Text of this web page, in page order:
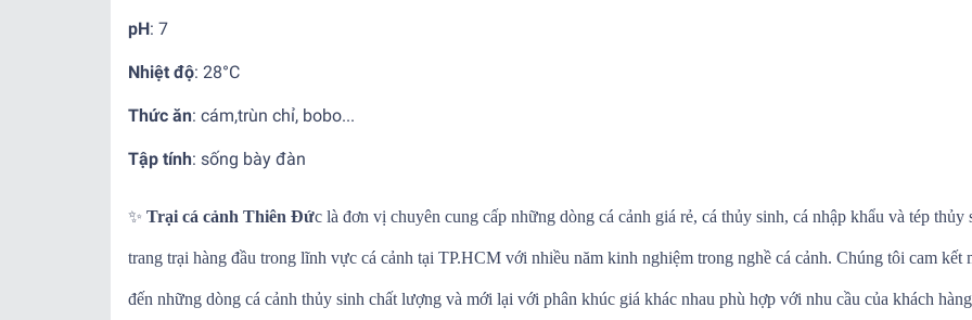
pH: 7
Nhiệt độ: 28°C
Thức ăn: cám,trùn chỉ, bobo...
Tập tính: sống bày đàn
✨ Trại cá cảnh Thiên Đức là đơn vị chuyên cung cấp những dòng cá cảnh giá rẻ, cá thủy sinh, cá nhập khẩu và tép thủy
trang trại hàng đầu trong lĩnh vực cá cảnh tại TP.HCM với nhiều năm kinh nghiệm trong nghề cá cảnh. Chúng tôi cam kết
đến những dòng cá cảnh thủy sinh chất lượng và mới lại với phân khúc giá khác nhau phù hợp với nhu cầu của khách hàng